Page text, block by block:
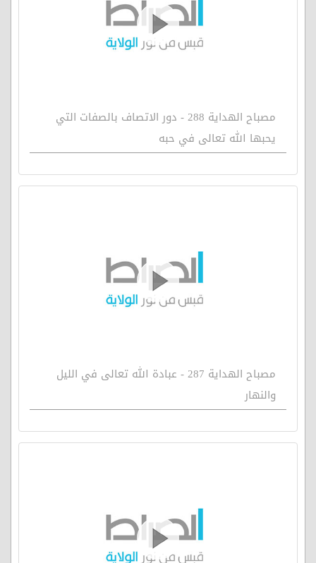
مصباح الهداية 288 - دور الاتصاف بالصفات التي
يحبها الله تعالى في حبه
مصباح الهداية 287 - عبادة الله تعالى في الليل
والنهار